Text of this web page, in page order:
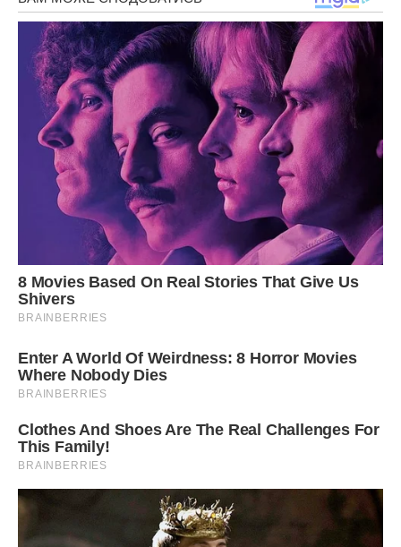
Ну скажіть мені, невже приємно бачити навколо себе гори
сміття і брудного посуду?
Фото ілюстративне – спеціально для ibilingua
Сподобалася стаття? Поділіться з друзями на Facebook!